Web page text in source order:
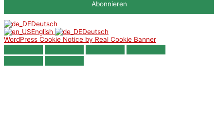
Deutsch
English
Deutsch
WordPress Cookie Notice by Real Cookie Banner